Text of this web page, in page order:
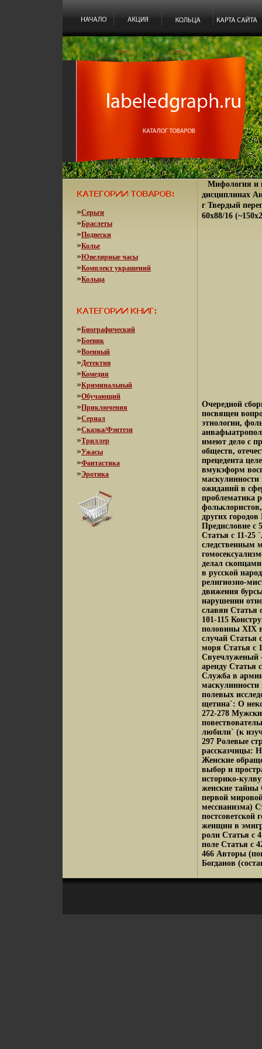
»Серьги
»Браслеты
»Подвески
»Колье
»Ювелирные часы
»Комплект украшений
»Кольца
»Биографический
»Боевик
»Военный
»Детектив
»Комедия
»Криминальный
»Обучающий
»Приключения
»Сериал
»Сказка/Фэнтези
»Триллер
»Ужасы
»Фантастика
»Эротика
Мифология и
дисциплинах
г Твердый
60x88/16
Очередной
посвящен
этнологии,
имеют дело с
обществ,
прецедента
вмукэформ
ожиданий в
проблематика
других
Предисловие c
Статья c 11-25
следственным
делал
в русской
религиозно-
движения
нарушении
славян Статья
101-115
половины XIX в
случай Статья
моря Статья c
Свуечлуженый
аренду Статья
Служба в армии
маскулинности
полевых
щетина`: О
272-278
любили` (к
297 Ролевые
рассказчицы:
Женские
выбор и
историко-
женские тайны
первой
мессианизма)
постсоветской
женщин в
роли Статья c
поле Статья c
466 Авторы
Богданов